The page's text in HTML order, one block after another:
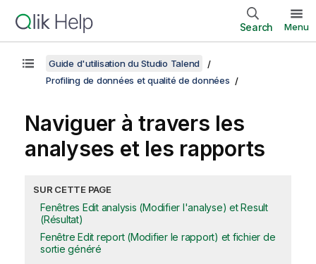
Search Menu
Guide d'utilisation du Studio Talend
Profiling de données et qualité de données
Naviguer à travers les
analyses et les rapports
SUR CETTE PAGE
Fenêtres Edit analysis (Modifier l'analyse) et Result
(Résultat)
Fenêtre Edit report (Modifier le rapport) et fichier de
sortie généré